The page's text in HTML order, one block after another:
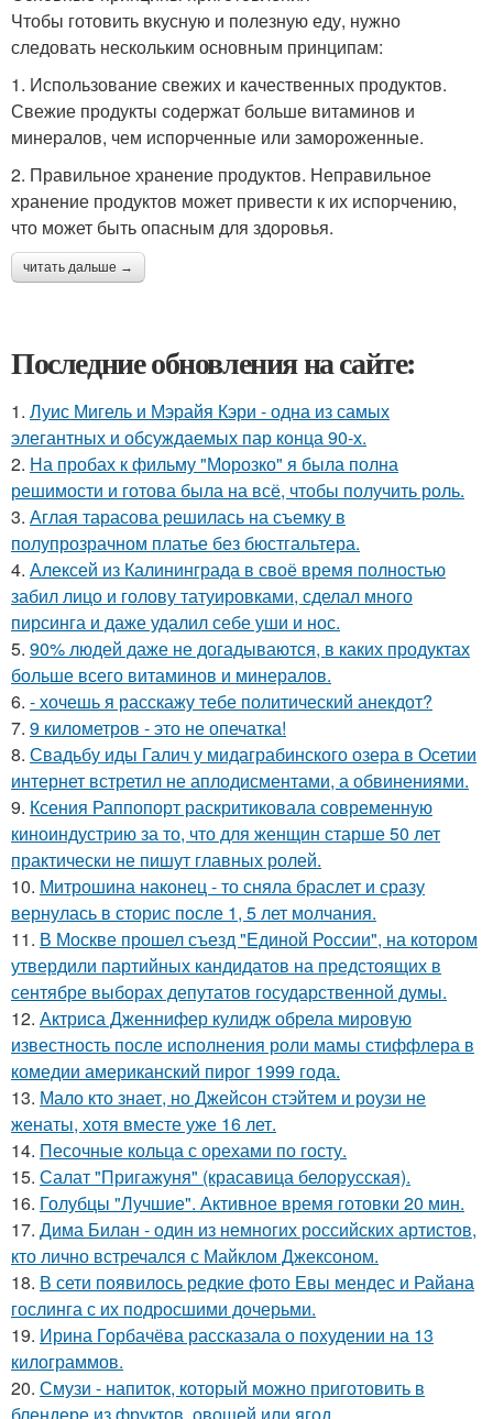
Чтобы готовить вкусную и полезную еду, нужно
следовать нескольким основным принципам:
1. Использование свежих и качественных продуктов.
Свежие продукты содержат больше витаминов и
минералов, чем испорченные или замороженные.
2. Правильное хранение продуктов. Неправильное
хранение продуктов может привести к их испорчению,
что может быть опасным для здоровья.
читать дальше →
Последние обновления на сайте:
1. Луис Мигель и Мэрайя Кэри - одна из самых
элегантных и обсуждаемых пар конца 90-х.
2. На пробах к фильму "Морозко" я была полна
решимости и готова была на всё, чтобы получить роль.
3. Аглая тарасова решилась на съемку в
полупрозрачном платье без бюстгальтера.
4. Алексей из Калининграда в своё время полностью
забил лицо и голову татуировками, сделал много
пирсинга и даже удалил себе уши и нос.
5. 90% людей даже не догадываются, в каких продуктах
больше всего витаминов и минералов.
6. - хочешь я расскажу тебе политический анекдот?
7. 9 километров - это не опечатка!
8. Свадьбу иды Галич у мидаграбинского озера в Осетии
интернет встретил не аплодисментами, а обвинениями.
9. Ксения Раппопорт раскритиковала современную
киноиндустрию за то, что для женщин старше 50 лет
практически не пишут главных ролей.
10. Митрошина наконец - то сняла браслет и сразу
вернулась в сторис после 1, 5 лет молчания.
11. В Москве прошел съезд "Единой России", на котором
утвердили партийных кандидатов на предстоящих в
сентябре выборах депутатов государственной думы.
12. Актриса Дженнифер кулидж обрела мировую
известность после исполнения роли мамы стиффлера в
комедии американский пирог 1999 года.
13. Мало кто знает, но Джейсон стэйтем и роузи не
женаты, хотя вместе уже 16 лет.
14. Песочные кольца с орехами по госту.
15. Салат "Пригажуня" (красавица белорусская).
16. Голубцы "Лучшие". Активное время готовки 20 мин.
17. Дима Билан - один из немногих российских артистов,
кто лично встречался с Майклом Джексоном.
18. В сети появилось редкие фото Евы мендес и Райана
гослинга с их подросшими дочерьми.
19. Ирина Горбачёва рассказала о похудении на 13
килограммов.
20. Смузи - напиток, который можно приготовить в